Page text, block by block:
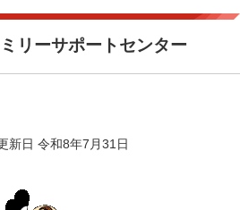
リーサポートセンター
日 令和8年7月31日